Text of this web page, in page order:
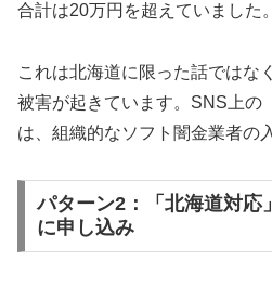
合計は20万円を超えていました。
これは北海道に限った話ではな
被害が起きています。SNS上の
は、組織的なソフト闇金業者の
パターン2：「北海道対応
に申し込み